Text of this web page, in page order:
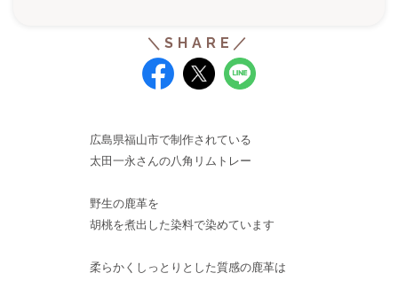
広島県福山市で制作されている
太田一永さんの八角リムトレー
野生の鹿革を
胡桃を煮出した染料で染めています
柔らかくしっとりとした質感の鹿革は